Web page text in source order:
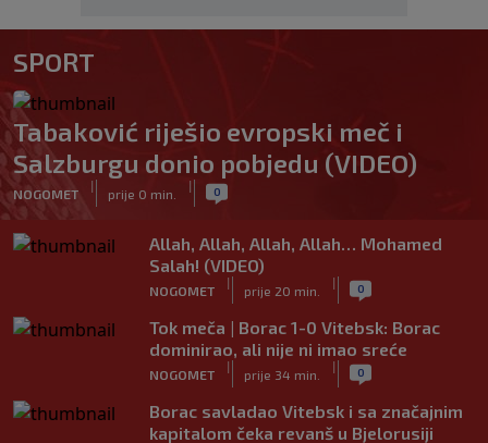
SPORT
Tabaković riješio evropski meč i
Salzburgu donio pobjedu (VIDEO)
NOGOMET
|
prije 0 min.
| 0
Allah, Allah, Allah, Allah… Mohamed
Salah! (VIDEO)
NOGOMET
|
prije 20 min.
| 0
Tok meča | Borac 1-0 Vitebsk: Borac
dominirao, ali nije ni imao sreće
NOGOMET
|
prije 34 min.
| 0
Borac savladao Vitebsk i sa značajnim
kapitalom čeka revanš u Bjelorusiji